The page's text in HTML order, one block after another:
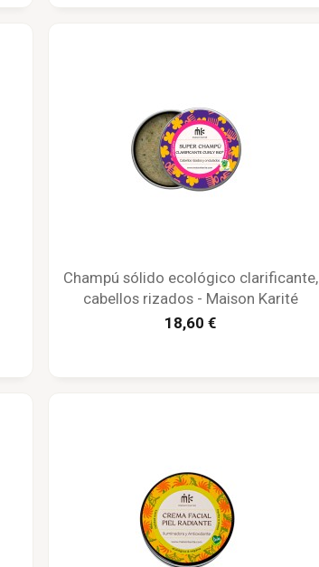
Champú sólido ecológico clarificante,
cabellos rizados - Maison Karité
18,60 €